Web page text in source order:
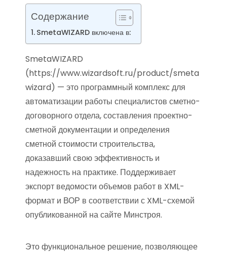
Содержание
SmetaWIZARD включена в:
SmetaWIZARD
(https://www.wizardsoft.ru/product/smeta
wizard) — это программный комплекс для
автоматизации работы специалистов сметно-
договорного отдела, составления проектно-
сметной документации и определения
сметной стоимости строительства,
доказавший свою эффективность и
надежность на практике. Поддерживает
экспорт ведомости объемов работ в XML-
формат и ВОР в соответствии с XML-схемой
опубликованной на сайте Минстроя.
Это функциональное решение, позволяющее